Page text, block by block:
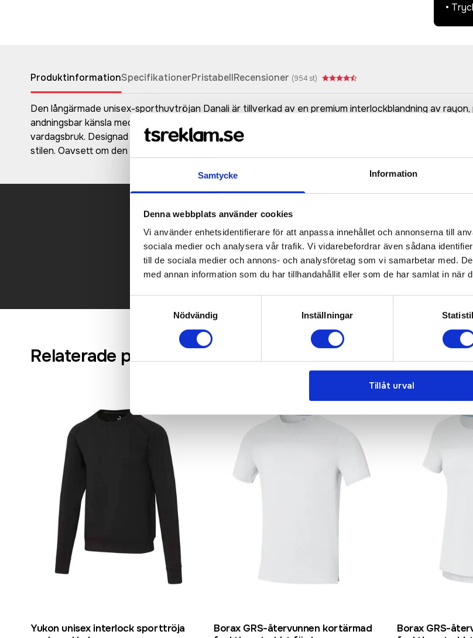
Samtycke Information
Denna webbplats använder cookies
Vi använder enhetsidentifierare för att anpassa innehållet och annonserna till
sociala medier och analysera vår trafik. Vi vidarebefordrar även sådana
till de sociala medier och annons- och analysföretag som vi samarbetar med.
med annan information som du har tillhandahållit eller som de har samlat in när
Nödvändig
Inställningar
Tillåt urval
•
ProduktinformationSpecifikationerPristabellRecensioner (954 st)
Den långärmade unisex-sporthuvtröjan Danali är tillverkad av en premium interlockblandning av
andningsbar känsla med inbyggd stretch för obegränsad rörelsefrihet. De fukttransporterande och
vardagsbruk. Designad med en ren, modern passform och en mysig huva för extra mångsidighet,
stilen. Oavsett om den används i lager eller ensam är den ett måste för alla som söker komfort och
Kontakta oss här för att få förslag på produkt
Det går också utmärkt att bara ställa
KONTAKTA OSS
Relaterade produkter
Yukon unisex interlock sporttröja
Borax GRS-återvunnen kortärmad
Borax GRS-